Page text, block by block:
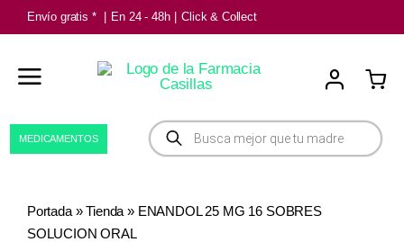
Saltar
al
contenido
Envío gratis * En 24 - 48h Click & Collect
Búsqueda
de
productos
MEDICAMENTOS
Portada»Tienda » ENANDOL 25 MG 16 SOBRES
SOLUCION ORAL